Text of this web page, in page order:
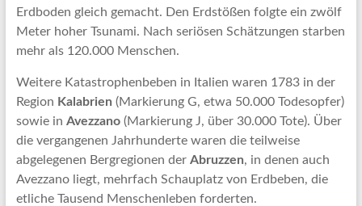
Erdboden gleich gemacht. Den Erdstößen folgte ein zwölf
Meter hoher Tsunami. Nach seriösen Schätzungen starben
mehr als 120.000 Menschen.
Weitere Katastrophenbeben in Italien waren 1783 in der
Region Kalabrien (Markierung G, etwa 50.000 Todesopfer)
sowie in Avezzano(Markierung J, über 30.000 Tote). Über
die vergangenen Jahrhunderte waren die teilweise
abgelegenen Bergregionen der Abruzzen, in denen auch
Avezzano liegt, mehrfach Schauplatz von Erdbeben, die
etliche Tausend Menschenleben forderten.